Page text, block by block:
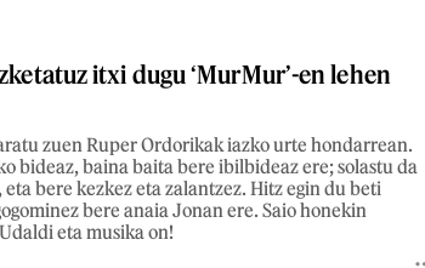
itxi dugu ‘MurMur’-en lehen
zuen Ruper Ordorikak iazko urte hondarrean.
bideaz, baina baita bere ibilbideaz ere; solastu da
bere kezkez eta zalantzez. Hitz egin du beti
bere anaia Jonan ere. Saio honekin
eta musika on!